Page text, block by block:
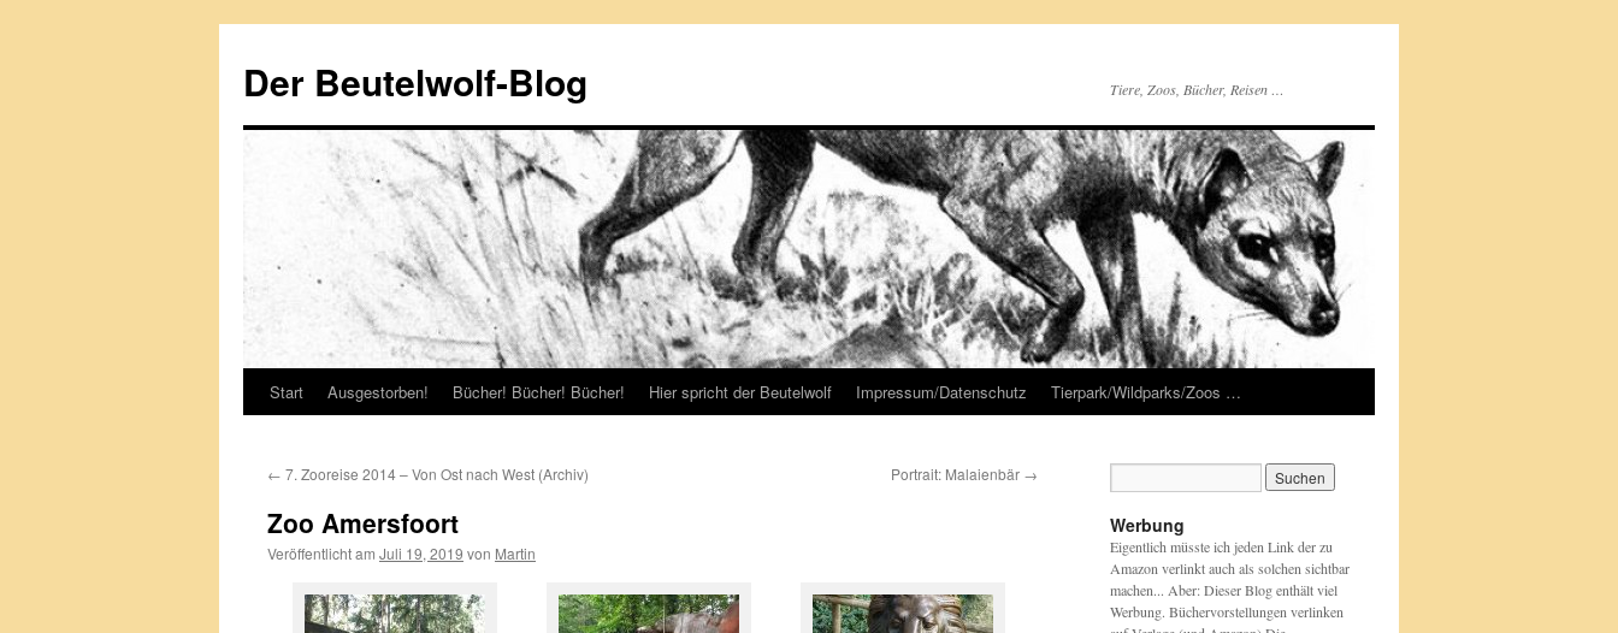
springen
Der Beutelwolf-Blog Tiere, Zoos, Bücher, Reisen …
Start Ausgestorben! Bücher! Bücher! Bücher! Hier spricht der Beutelwolf Impressum/Datenschutz Tierpark/Wildparks/Zoos …
← 7. Zooreise 2014 – Von Ost nach West (Archiv) Portrait: Malaienbär →
Zoo Amersfoort
Veröffentlicht am Juli 19, 2019 von Martin
Werbung
Eigentlich müsste ich jeden Link der zu
Amazon verlinkt auch als solchen sichtbar
machen... Aber: Dieser Blog enthält viel
Werbung. Büchervorstellungen verlinken